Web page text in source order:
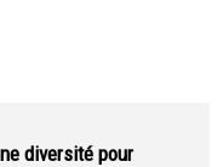
diversité pour